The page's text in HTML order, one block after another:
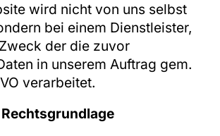
wird nicht von uns selbst
bei einem Dienstleister,
der die zuvor
in unserem Auftrag gem.
verarbeitet.